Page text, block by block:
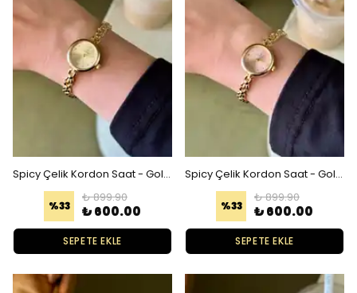
Spicy Çelik Kordon Saat - Gold Gold
%33
₺ 899.90
₺ 600.00
SEPETE EKLE
Spicy Çelik Kordon Saat - Gold Pembe
%33
₺ 899.90
₺ 600.00
SEPETE EKLE